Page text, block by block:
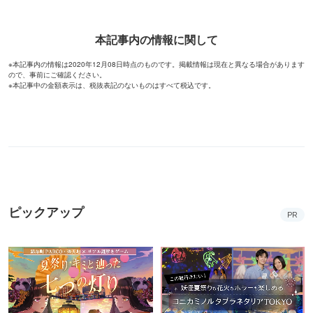
本記事内の情報に関して
※本記事内の情報は2020年12月08日時点のものです。掲載情報は現在と異なる場合があります
ので、事前にご確認ください。
※本記事中の金額表示は、税抜表記のないものはすべて税込です。
ピックアップ PR